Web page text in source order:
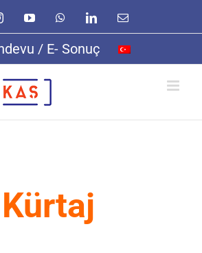
InstagramYouTubeWhatsAppLinkedInE-
/ E- Sonuç
Kürtaj